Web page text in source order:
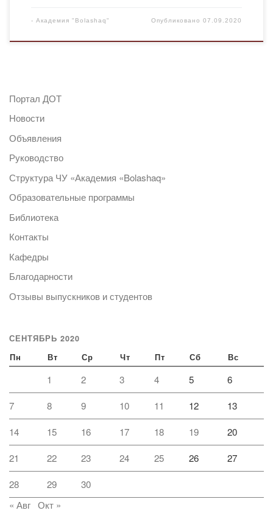
- Академия "Bolashaq" Опубликовано07.09.2020
Портал ДОТ
Новости
Объявления
Руководство
Структура ЧУ «Академия «Bolashaq»
Образовательные программы
Библиотека
Контакты
Кафедры
Благодарности
Отзывы выпускников и студентов
СЕНТЯБРЬ 2020
Пн Вт Ср Чт Пт Сб Вс
1 2 3 4 5 6
7 8 9 10 11 12 13
14 15 16 17 18 19 20
21 22 23 24 25 26 27
28 29
30
« Авг Окт »